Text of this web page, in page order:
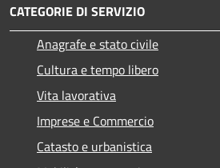
CATEGORIE DI SERVIZIO
Anagrafe e stato civile
Cultura e tempo libero
Vita lavorativa
Imprese e Commercio
Catasto e urbanistica